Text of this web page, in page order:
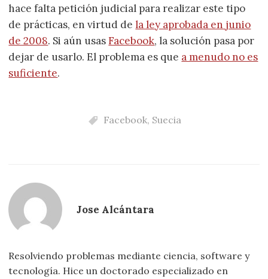
hace falta petición judicial para realizar este tipo
de prácticas, en virtud dela ley aprobada en junio
de 2008. Si aún usasFacebook, la solución pasa por
dejar de usarlo. El problema es que a menudo no es
suficiente.
Facebook, Suecia
Jose Alcántara
Resolviendo problemas mediante ciencia, software y
tecnología. Hice un doctorado especializado en